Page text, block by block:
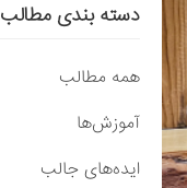
دسته بندی مطالب
همه مطالب
آموزش‌ها
ایده‌های جالب